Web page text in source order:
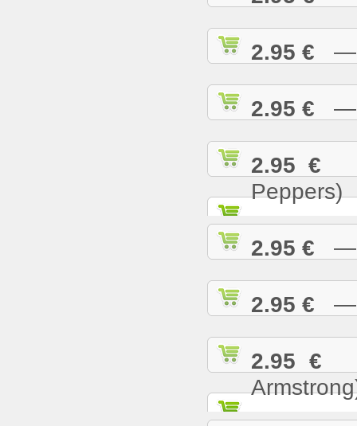
2.95 € —
2.95 € —
2.95 €
Peppers)
2.95 € —
2.95 € —
2.95 €